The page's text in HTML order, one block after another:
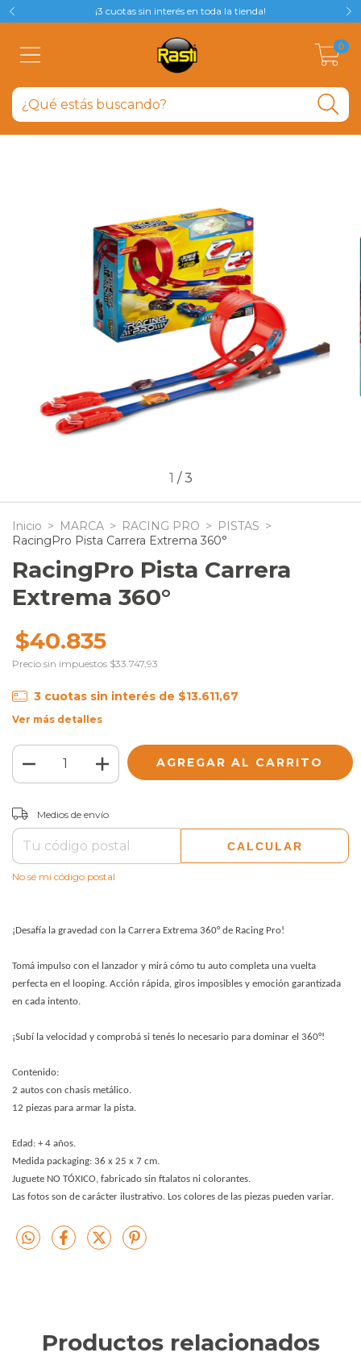
¡3 cuotas sin interés en toda la tienda!
0
1 /3
Inicio > MARCA > RACING PRO > PISTAS >
RacingPro Pista Carrera Extrema 360°
RacingPro Pista Carrera
Extrema 360°
$40.835
Precio sin impuestos $33.747,93
3 cuotas sin interés de $13.611,67
Ver más detalles
Entregas para el CP:
Medios de envío
CALCULAR
No sé mi código postal
¡Desafía la gravedad con la Carrera Extrema 360° de Racing Pro!
Tomá impulso con el lanzador y mirá cómo tu auto completa una vuelta
perfecta en el looping. Acción rápida, giros imposibles y emoción garantizada
en cada intento.
¡Subí la velocidad y comprobá si tenés lo necesario para dominar el 360°!
Contenido:
2 autos con chasis metálico.
12 piezas para armar la pista.
Edad: + 4 años.
Medida packaging: 36 x 25 x 7 cm.
Juguete NO TÓXICO, fabricado sin ftalatos ni colorantes.
Las fotos son de carácter ilustrativo. Los colores de las piezas pueden variar.
Productos relacionados